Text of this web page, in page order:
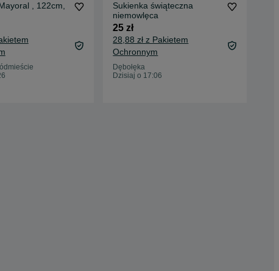
, 122cm,
Sukienka świąteczna
niemowlęca
25 zł
28,88 zł z Pakietem
Ochronnym
Dębołęka
Dzisiaj o 17:06